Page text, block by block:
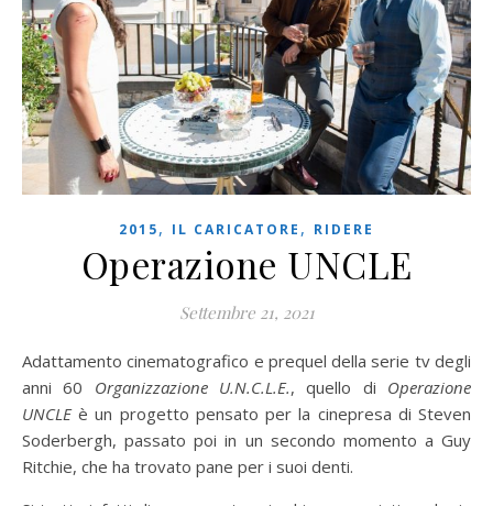
2015, IL CARICATORE , RIDERE
Operazione UNCLE
Settembre 21, 2021
Adattamento cinematografico e prequel della serie tv degli
anni 60 Organizzazione U.N.C.L.E., quello di Operazione
UNCLEè un progetto pensato per la cinepresa di Steven
Soderbergh, passato poi in un secondo momento a Guy
Ritchie, che ha trovato pane per i suoi denti.